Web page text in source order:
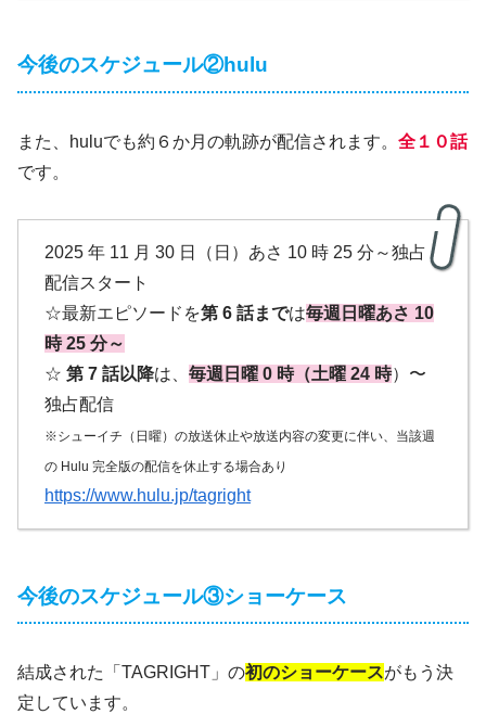
今後のスケジュール②hulu
また、huluでも約６か月の軌跡が配信されます。 全１０話
です。
2025 年 11 月 30 日（日）あさ 10 時 25 分～独占
配信スタート
☆最新エピソードを第 6 話までは毎週日曜あさ 10
時 25 分～
☆ 第 7 話以降は、 毎週日曜 0 時（土曜 24 時）〜
独占配信
※シューイチ（日曜）の放送休止や放送内容の変更に伴い、当該週
の Hulu 完全版の配信を休止する場合あり
https://www.hulu.jp/tagright
今後のスケジュール③ショーケース
結成された「TAGRIGHT」の初のショーケースがもう決
定しています。